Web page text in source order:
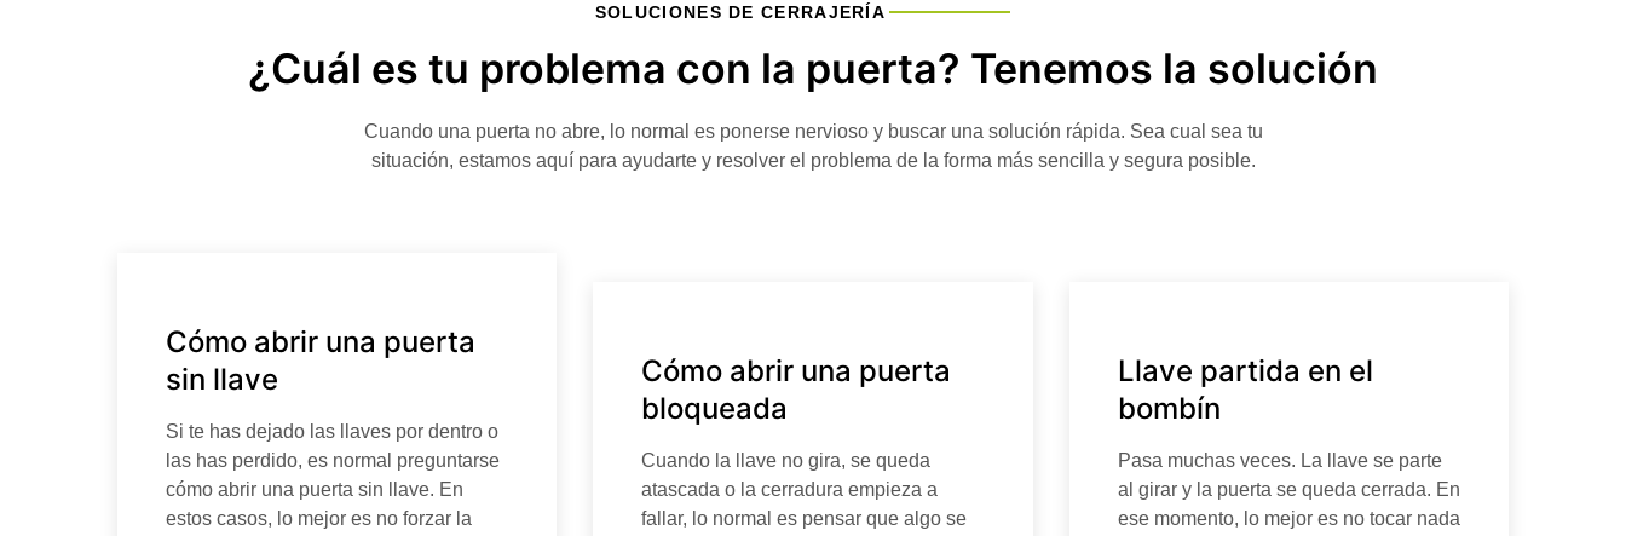
SOLUCIONES DE CERRAJERÍA
¿Cuál es tu problema con la puerta? Tenemos la solución
Cuando una puerta no abre, lo normal es ponerse nervioso y buscar una solución rápida. Sea cual sea tu
situación, estamos aquí para ayudarte y resolver el problema de la forma más sencilla y segura posible.
Cómo abrir una puerta
sin llave
Si te has dejado las llaves por dentro o
las has perdido, es normal preguntarse
cómo abrir una puerta sin llave. En
estos casos, lo mejor es no forzar la
Cómo abrir una puerta
bloqueada
Cuando la llave no gira, se queda
atascada o la cerradura empieza a
fallar, lo normal es pensar que algo se
Llave partida en el
bombín
Pasa muchas veces. La llave se parte
al girar y la puerta se queda cerrada. En
ese momento, lo mejor es no tocar nada